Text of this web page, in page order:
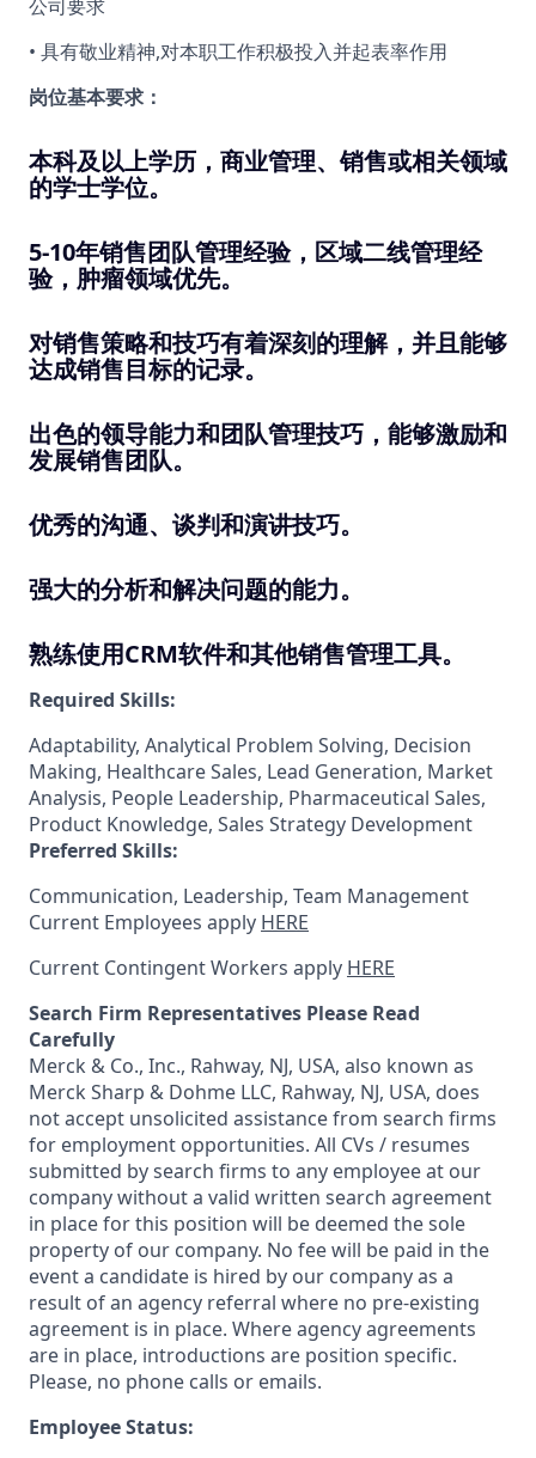
公司要求
• 具有敬业精神,对本职工作积极投入并起表率作用
岗位基本要求：
本科及以上学历，商业管理、销售或相关领域
的学士学位。
5-10年销售团队管理经验，区域二线管理经
验，肿瘤领域优先。
对销售策略和技巧有着深刻的理解，并且能够
达成销售目标的记录。
出色的领导能力和团队管理技巧，能够激励和
发展销售团队。
优秀的沟通、谈判和演讲技巧。
强大的分析和解决问题的能力。
熟练使用CRM软件和其他销售管理工具。
Required Skills:
Adaptability, Analytical Problem Solving, Decision
Making, Healthcare Sales, Lead Generation, Market
Analysis, People Leadership, Pharmaceutical Sales,
Product Knowledge, Sales Strategy Development
Preferred Skills:
Communication, Leadership, Team Management
Current Employees apply HERE
Current Contingent Workers apply HERE
Search Firm Representatives Please Read
Carefully
Merck & Co., Inc., Rahway, NJ, USA, also known as
Merck Sharp & Dohme LLC, Rahway, NJ, USA, does
not accept unsolicited assistance from search firms
for employment opportunities. All CVs / resumes
submitted by search firms to any employee at our
company without a valid written search agreement
in place for this position will be deemed the sole
property of our company. No fee will be paid in the
event a candidate is hired by our company as a
result of an agency referral where no pre-existing
agreement is in place. Where agency agreements
are in place, introductions are position specific.
Please, no phone calls or emails.
Employee Status: